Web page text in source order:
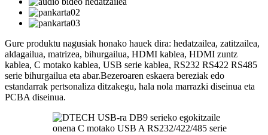
Gure produktu nagusiak honako hauek dira: hedatzailea, zatitzailea,
aldagailua, matrizea, bihurgailua, HDMI kablea, HDMI zuntz
kablea, C motako kablea, USB serie kablea, RS232 RS422 RS485
serie bihurgailua eta abar.Bezeroaren eskaera bereziak edo
estandarrak pertsonaliza ditzakegu, hala nola marrazki diseinua eta
PCBA diseinua.